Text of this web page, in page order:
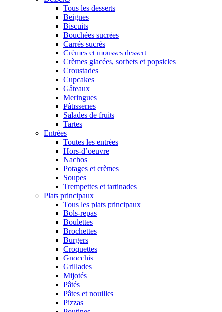
Tous les desserts
Beignes
Biscuits
Bouchées sucrées
Carrés sucrés
Crèmes et mousses dessert
Crèmes glacées, sorbets et popsicles
Croustades
Cupcakes
Gâteaux
Meringues
Pâtisseries
Salades de fruits
Tartes
Entrées
Toutes les entrées
Hors-d’oeuvre
Nachos
Potages et crèmes
Soupes
Trempettes et tartinades
Plats principaux
Tous les plats principaux
Bols-repas
Boulettes
Brochettes
Burgers
Croquettes
Gnocchis
Grillades
Mijotés
Pâtés
Pâtes et nouilles
Pizzas